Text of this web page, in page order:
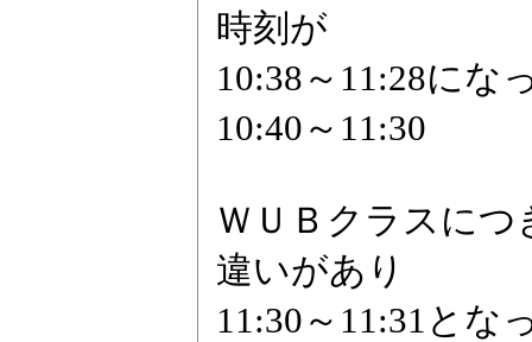
時刻が
10:38～11:28にな
10:40～11:30
ＷＵＢクラスに
違いがあり
11:30～11:31とな